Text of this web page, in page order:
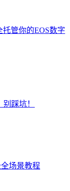
托管你的EOS数字
踩坑！
场景教程